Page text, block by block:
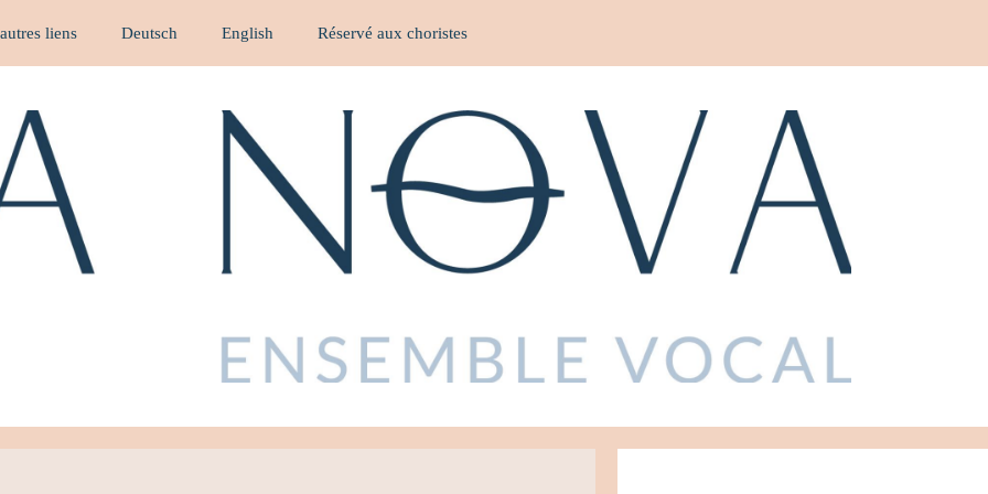
liens Deutsch English Réservé aux choristes